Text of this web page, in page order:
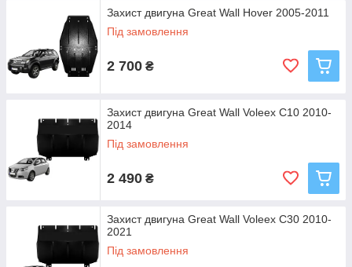
Захист двигуна Great Wall Hover 2005-2011
Під замовлення
2 700 ₴
Захист двигуна Great Wall Voleex C10 2010-
2014
Під замовлення
2 490 ₴
Захист двигуна Great Wall Voleex C30 2010-
2021
Під замовлення